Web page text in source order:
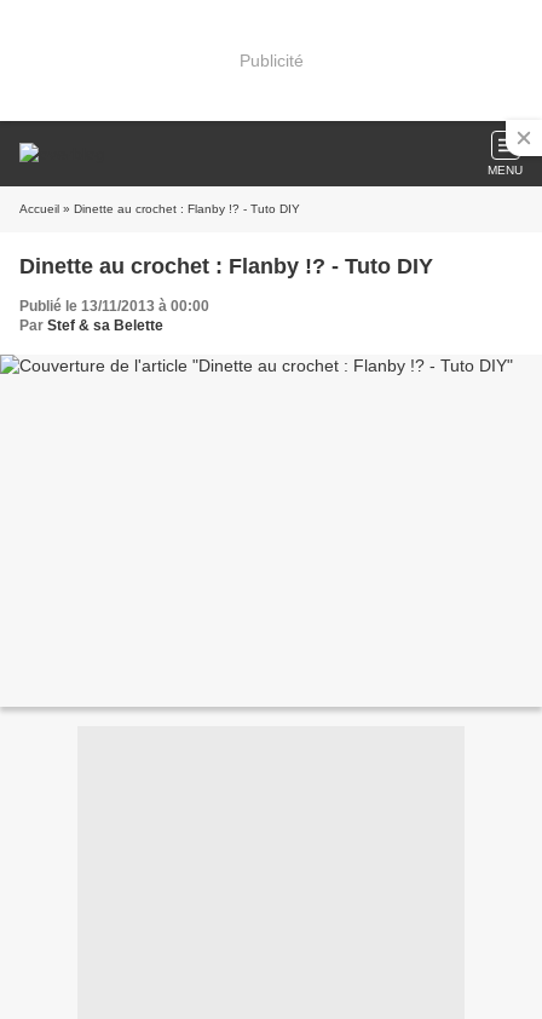
Publicité
MENU
Accueil » Dinette au crochet : Flanby !? - Tuto DIY
Dinette au crochet : Flanby !? - Tuto DIY
Publié le 13/11/2013 à 00:00
Par Stef & sa Belette